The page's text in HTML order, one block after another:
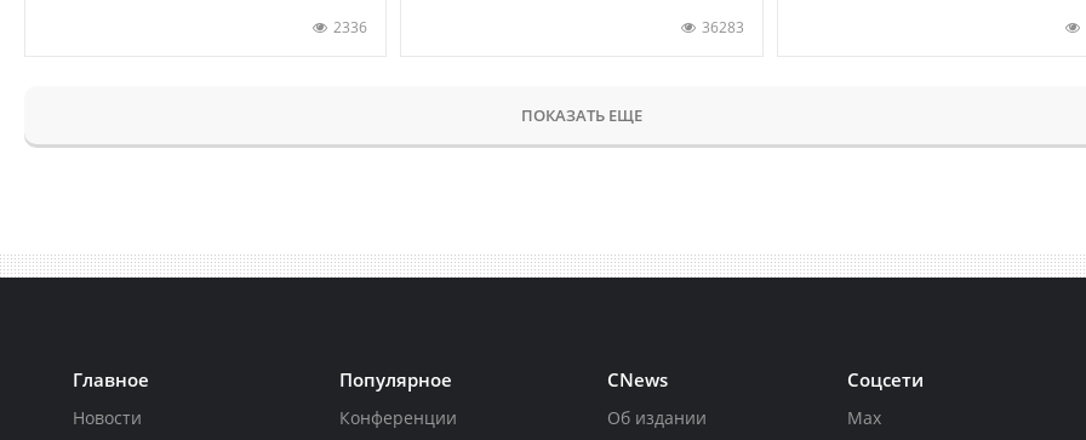
2336 36283
ПОКАЗАТЬ ЕЩЕ
Главное
Новости
Популярное
Конференции
CNews
Об издании
Соцсети
Max